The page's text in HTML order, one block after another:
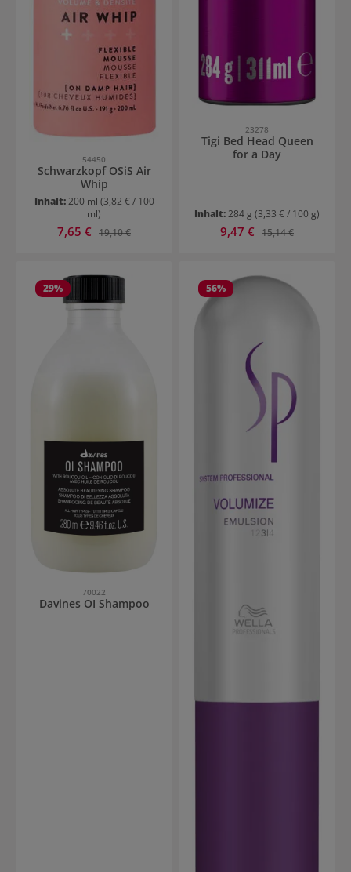
54450
Schwarzkopf OSiS Air
Whip
Inhalt:200 ml (3,82 € / 100
ml)
Verkaufspreis:
7,65 € Regulärer Preis:
19,10 €
23278
Tigi Bed Head Queen
for a Day
Inhalt:284 g (3,33 € / 100 g)
Verkaufspreis:
9,47 € Regulärer Preis:
15,14 €
29%
70022
Davines OI Shampoo
56%